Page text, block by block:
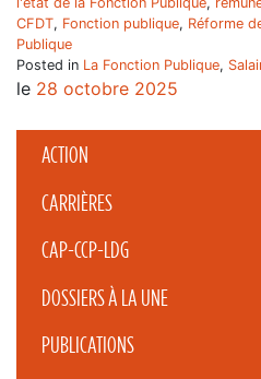
ACTION
CARRIÈRES
CAP-CCP-LDG
DOSSIERS À LA UNE
PUBLICATIONS
CFDT, Fonction publique, Réforme
Publique
Posted in La Fonction Publique,
le 28 octobre 2025